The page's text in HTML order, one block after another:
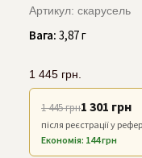
Артикул: скарусель
Вага: 3,87 г
1 445 грн.
1 445 грн1 301 грн
після реєстрації у
Економія: 144 грн